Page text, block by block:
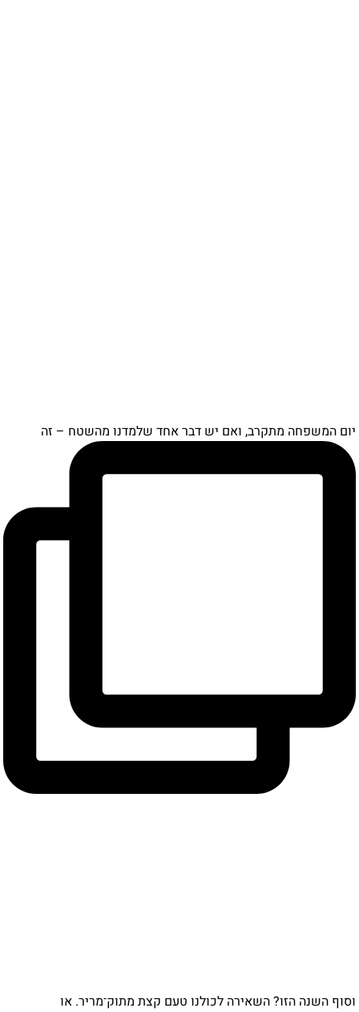
המשפחה מתקרב, ואם יש דבר אחד שלמדנו מהשטח – זה
השנה הזו? השאירה לכולנו טעם קצת מתוק־מריר. או